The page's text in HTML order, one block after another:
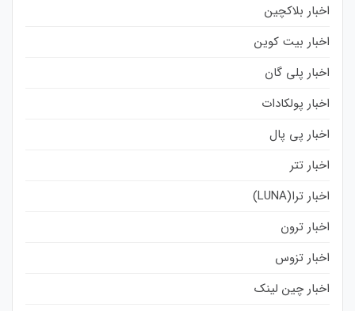
اخبار بلاکچین
اخبار بیت کوین
اخبار پلی گان
اخبار پولکادات
اخبار پی پال
اخبار تتر
اخبار ترا(LUNA)
اخبار ترون
اخبار تزوس
اخبار چین لینک